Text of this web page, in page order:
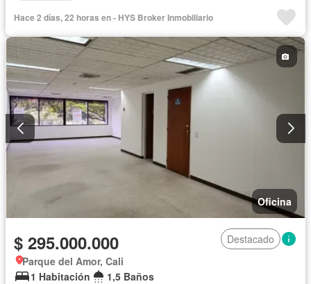
Hace 2 días, 22 horas en - HYS Broker Inmobiliario
Oficina
$ 295.000.000
Destacado
Parque del Amor, Cali
1 Habitación
1,5 Baños